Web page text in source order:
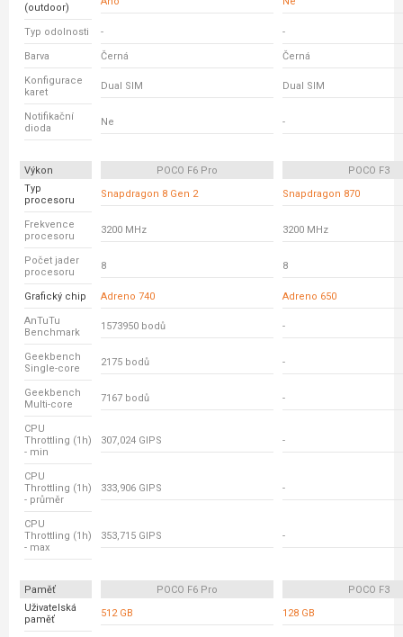
(outdoor)
Typ odolnosti - -
Barva Černá Černá
Konfigurace
karet
Dual SIM Dual SIM
Notifikační
dioda
Ne -
Výkon POCO F6 Pro
POCO F3
Typ
procesoru
Snapdragon 8 Gen 2 Snapdragon 870
Frekvence
procesoru
3200 MHz 3200 MHz
Počet jader
procesoru
8 8
Grafický chip Adreno 740 Adreno 650
AnTuTu
Benchmark
1573950 bodů -
Geekbench
Single-core
2175 bodů -
Geekbench
Multi-core
7167 bodů -
CPU
Throttling (1h)
- min
307,024 GIPS -
CPU
Throttling (1h)
- průměr
333,906 GIPS -
CPU
Throttling (1h)
- max
353,715 GIPS -
Paměť POCO F6 Pro
POCO F3
Uživatelská
paměť
512 GB 128 GB